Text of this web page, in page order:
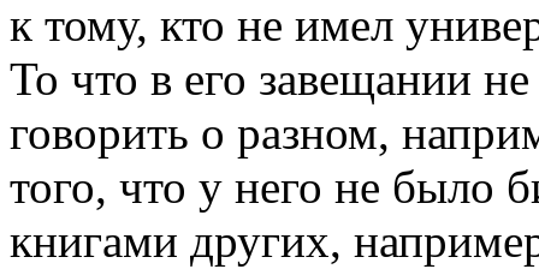
к тому, кто не имел
То что в его завещании
говорить о разном,
того, что у него не было
книгами других,